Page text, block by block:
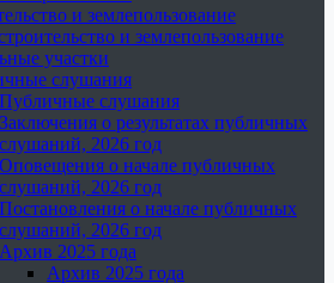
и землепользование
и землепользование
участки
слушания
Публичные слушания
Заключения о результатах публичных
слушаний, 2026 год
Оповещения о начале публичных
слушаний, 2026 год
Постановления о начале публичных
слушаний, 2026 год
Архив 2025 года
Архив 2025 года